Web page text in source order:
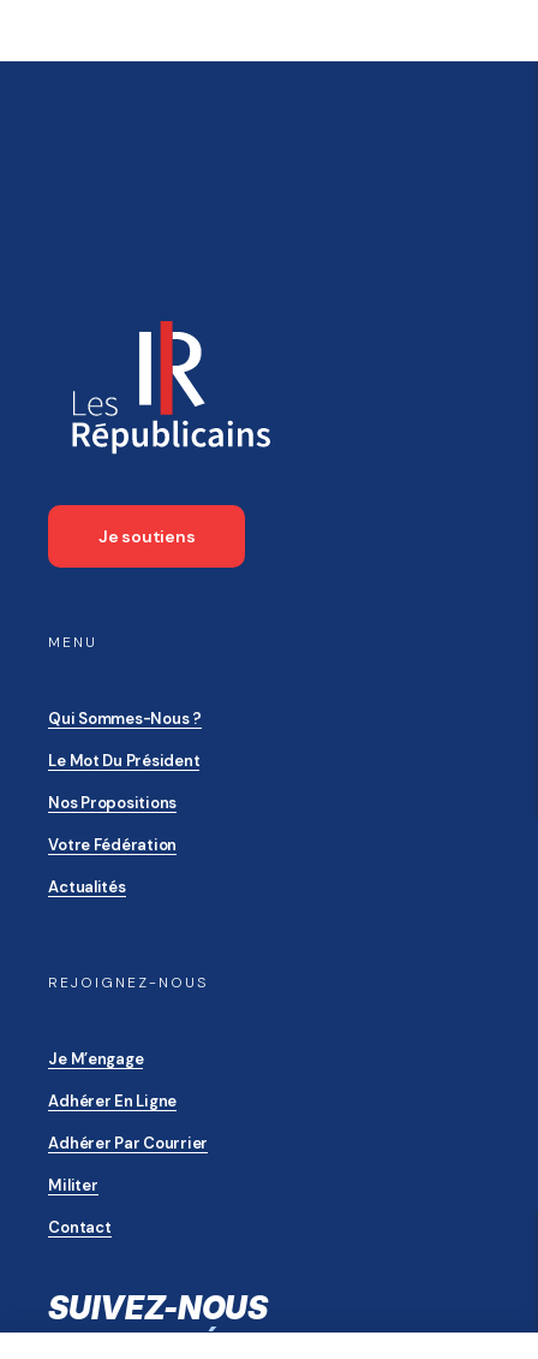
Je soutiens
MENU
Qui Sommes-Nous ?
Le Mot Du Président
Nos Propositions
Votre Fédération
Actualités
REJOIGNEZ-NOUS
Je M’engage
Adhérer En Ligne
Adhérer Par Courrier
Militer
Contact
SUIVEZ-NOUS